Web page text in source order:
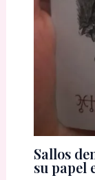
Sallos
su papel